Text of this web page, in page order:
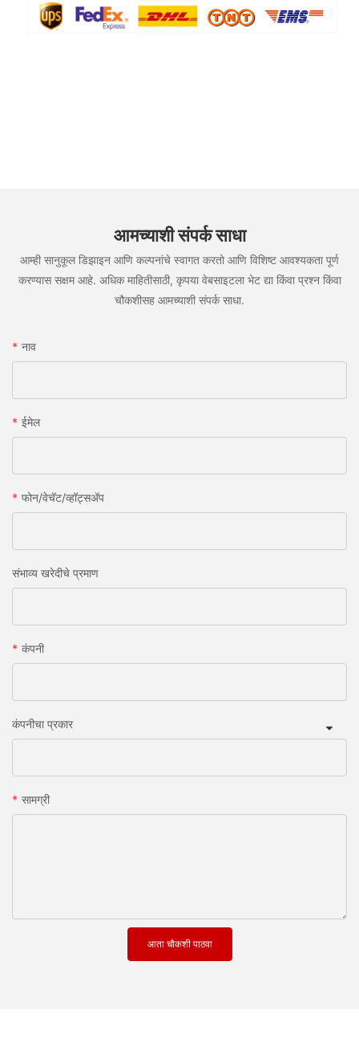
आमच्याशी संपर्क साधा
आम्ही सानुकूल डिझाइन आणि कल्पनांचे स्वागत करतो आणि विशिष्ट आवश्यकता पूर्ण
करण्यास सक्षम आहे. अधिक माहितीसाठी, कृपया वेबसाइटला भेट द्या किंवा प्रश्न किंवा
चौकशीसह आमच्याशी संपर्क साधा.
नाव
ईमेल
फोन/वेचॅट/व्हॉट्सअ‍ॅप
संभाव्य खरेदीचे प्रमाण
कंपनी
कंपनीचा प्रकार
सामग्री
आता चौकशी पाठवा